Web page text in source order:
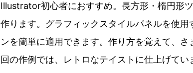
Illustrator初心者におすすめ。長方形・楕円形
作ります。グラフィックスタイルパネルを使
ンを簡単に適用できます。作り方を覚えて、
回の作例では、レトロなテイストに仕上げてい